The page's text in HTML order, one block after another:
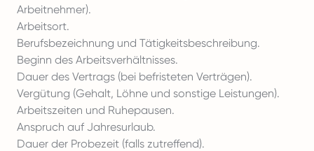
Arbeitnehmer).
Arbeitsort.
Berufsbezeichnung und Tätigkeitsbeschreibung.
Beginn des Arbeitsverhältnisses.
Dauer des Vertrags (bei befristeten Verträgen).
Vergütung (Gehalt, Löhne und sonstige Leistungen).
Arbeitszeiten und Ruhepausen.
Anspruch auf Jahresurlaub.
Dauer der Probezeit (falls zutreffend).